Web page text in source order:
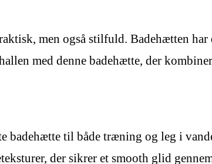
men også stilfuld. Badehætten
med denne badehætte, der
badehætte til både træning og leg i
der sikrer et smooth glid